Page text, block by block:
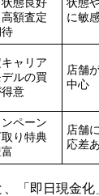
状態良好
額査定
状態
に敏
ャリア
ルの買
意
店舗
中心
ペーン
り特典
店舗
応差
「即日現金